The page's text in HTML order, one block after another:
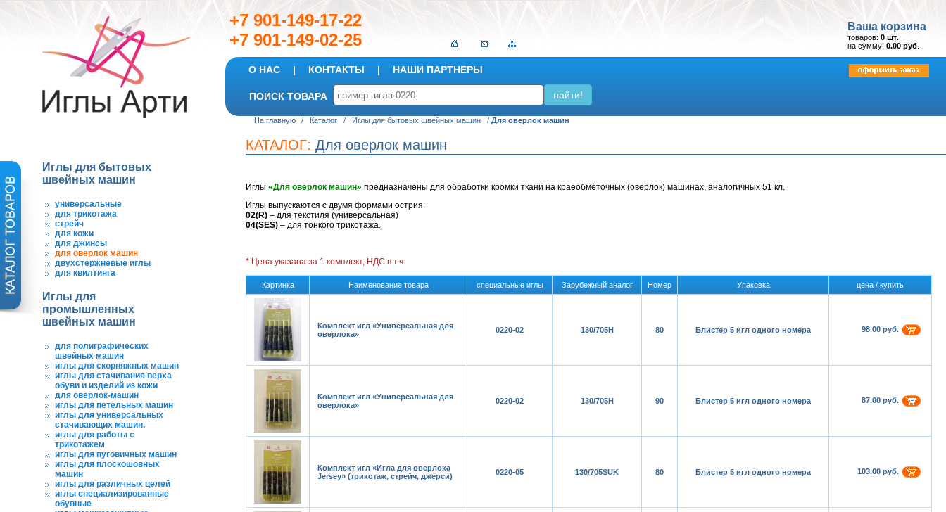
+7 901-149-17-22
+7 901-149-02-25
Ваша корзина
товаров: 0 шт
на сумму: 0.00 руб
О НАС | КОНТАКТЫ | НАШИ ПАРТНЕРЫ
ПОИСК ТОВАРА
Иглы для бытовых
швейных машин
универсальные
для трикотажа
стрейч
для кожи
для джинсы
для оверлок машин
двухстержневые иглы
для квилтинга
Иглы для
промышленных
швейных машин
для полиграфических
швейных машин
иглы для скорняжных машин
иглы для стачивания верха
обуви и изделий из кожи
для оверлок-машин
иглы для петельных машин
иглы для универсальных
стачивающих машин.
иглы для работы с
трикотажем
иглы для пуговичных машин
иглы для плоскошовных
машин
иглы для различных целей
иглы специализированные
обувные
На главную / Каталог / Иглы для бытовых швейных машин / Для оверлок машин
КАТАЛОГ: Для оверлок машин
Иглы «Для оверлок машин» предназначены для обработки кромки ткани на краеобмёточных (оверлок) машинах, аналогичных 51 кл.
Иглы выпускаются с двумя формами острия:
02(R) – для текстиля (универсальная)
04(SES) – для тонкого трикотажа.
* Цена указана за 1 комплект, НДС в т.ч.
Картинка Наименование товара специальные иглы Зарубежный аналог Номер Упаковка цена / купить
Комплект игл «Универсальная для
оверлока»
0220-02 130/705H 80 Блистер 5 игл одного номера 98.00 руб.
Комплект игл «Универсальная для
оверлока»
0220-02 130/705H 90 Блистер 5 игл одного номера 87.00 руб.
Комплект игл «Игла для оверлока
Jersey» (трикотаж, стрейч, джерси)
0220-05 130/705SUK 80 Блистер 5 игл одного номера 103.00 руб.